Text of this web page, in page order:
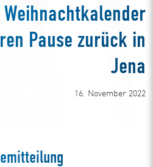
Pause zurück in
Jena
16. November 2022